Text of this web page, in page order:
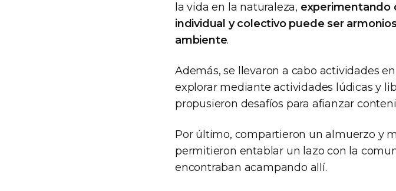
la vida en la naturaleza, experimentando
individual y colectivo puede ser
ambiente.
Además, se llevaron a cabo actividades
explorar mediante actividades lúdicas y
propusieron desafíos para afianzar
Por último, compartieron un almuerzo y
permitieron entablar un lazo con la
encontraban acampando allí.